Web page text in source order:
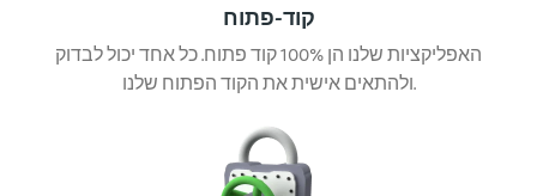
קוד-פתוח
האפליקציות שלנו הן 100% קוד פתוח. כל אחד יכול לבדוק
ולהתאים אישית את הקוד הפתוח שלנו.